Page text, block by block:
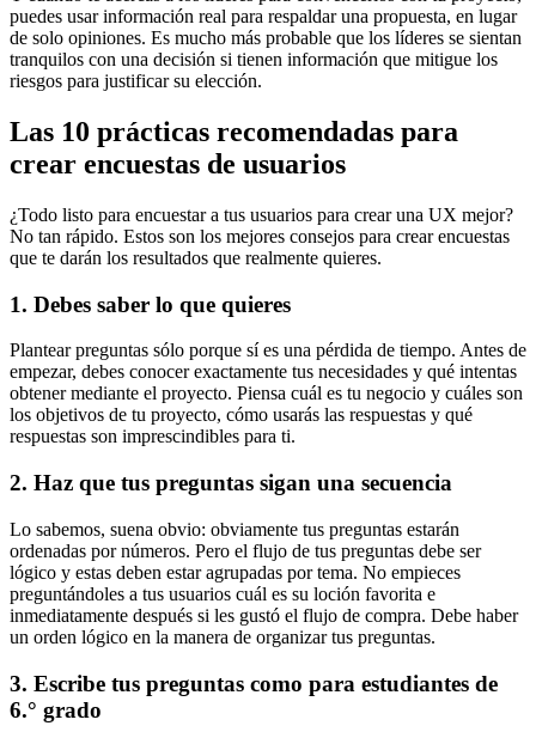
puedes usar información real para respaldar una propuesta, en lugar
de solo opiniones. Es mucho más probable que los líderes se sientan
tranquilos con una decisión si tienen información que mitigue los
riesgos para justificar su elección.
Las 10 prácticas recomendadas para
crear encuestas de usuarios
¿Todo listo para encuestar a tus usuarios para crear una UX mejor?
No tan rápido. Estos son los mejores consejos para crear encuestas
que te darán los resultados que realmente quieres.
1. Debes saber lo que quieres
Plantear preguntas sólo porque sí es una pérdida de tiempo. Antes de
empezar, debes conocer exactamente tus necesidades y qué intentas
obtener mediante el proyecto. Piensa cuál es tu negocio y cuáles son
los objetivos de tu proyecto, cómo usarás las respuestas y qué
respuestas son imprescindibles para ti.
2. Haz que tus preguntas sigan una secuencia
Lo sabemos, suena obvio: obviamente tus preguntas estarán
ordenadas por números. Pero el flujo de tus preguntas debe ser
lógico y estas deben estar agrupadas por tema. No empieces
preguntándoles a tus usuarios cuál es su loción favorita e
inmediatamente después si les gustó el flujo de compra. Debe haber
un orden lógico en la manera de organizar tus preguntas.
3. Escribe tus preguntas como para estudiantes de
6.° grado